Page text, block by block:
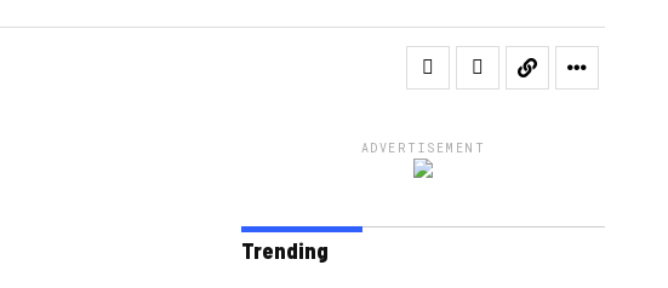
ADVERTISEMENT
Trending